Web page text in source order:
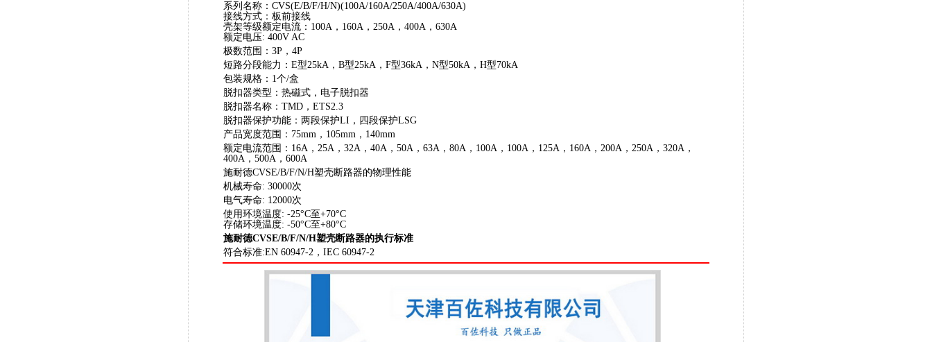
系列名称：CVS(E/B/F/H/N)(100A/160A/250A/400A/630A)
接线方式：板前接线
壳架等级额定电流：100A，160A，250A，400A，630A
额定电压: 400V AC
极数范围：3P，4P
短路分段能力：E型25kA，B型25kA，F型36kA，N型50kA，H型70kA
包装规格：1个/盒
脱扣器类型：热磁式，电子脱扣器
脱扣器名称：TMD，ETS2.3
脱扣器保护功能：两段保护LI，四段保护LSG
产品宽度范围：75mm，105mm，140mm
额定电流范围：16A，25A，32A，40A，50A，63A，80A，100A，100A，125A，160A，200A，250A，320A，
400A，500A，600A
施耐德CVSE/B/F/N/H塑壳断路器的物理性能
机械寿命: 30000次
电气寿命: 12000次
使用环境温度: -25°C至+70°C
存储环境温度: -50°C至+80°C
施耐德CVSE/B/F/N/H塑壳断路器的执行标准
符合标准:EN 60947-2，IEC 60947-2